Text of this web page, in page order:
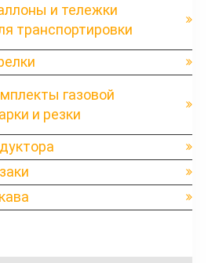
и тележки
транспортировки
газовой
и резки